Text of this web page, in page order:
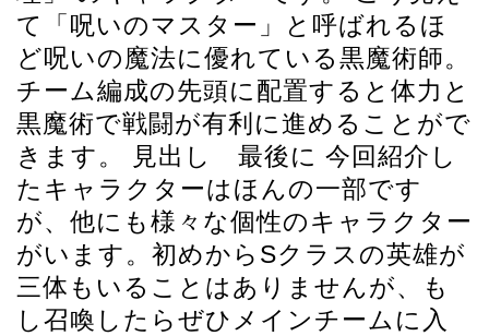
て「呪いのマスター」と呼ばれるほ
ど呪いの魔法に優れている黒魔術師。
チーム編成の先頭に配置すると体力と
黒魔術で戦闘が有利に進めることがで
きます。 見出し 最後に 今回紹介し
たキャラクターはほんの一部です
が、他にも様々な個性のキャラクター
がいます。初めからSクラスの英雄が
三体もいることはありませんが、も
し召喚したらぜひメインチームに入